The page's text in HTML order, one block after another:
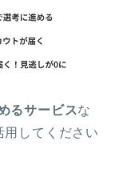
るサービスな
してください